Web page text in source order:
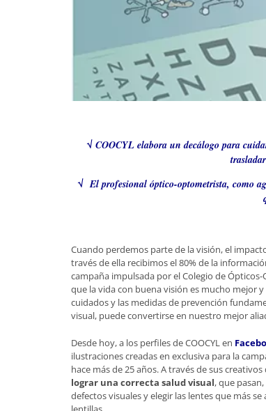
√ COOCYL elabora un decálogo para
√ El profesional óptico-optometrista, como
Cuando perdemos parte de la visión, el
través de ella recibimos el 80% de la
campaña impulsada por el Colegio de
que la vida con buena visión es mucho mejor
cuidados y las medidas de prevención
visual, puede convertirse en nuestro mejor
Desde hoy, a los perfiles de COOCYL en
ilustraciones creadas en exclusiva para la
hace más de 25 años. A través de sus
lograr una correcta salud visual, que
defectos visuales y elegir las lentes que más